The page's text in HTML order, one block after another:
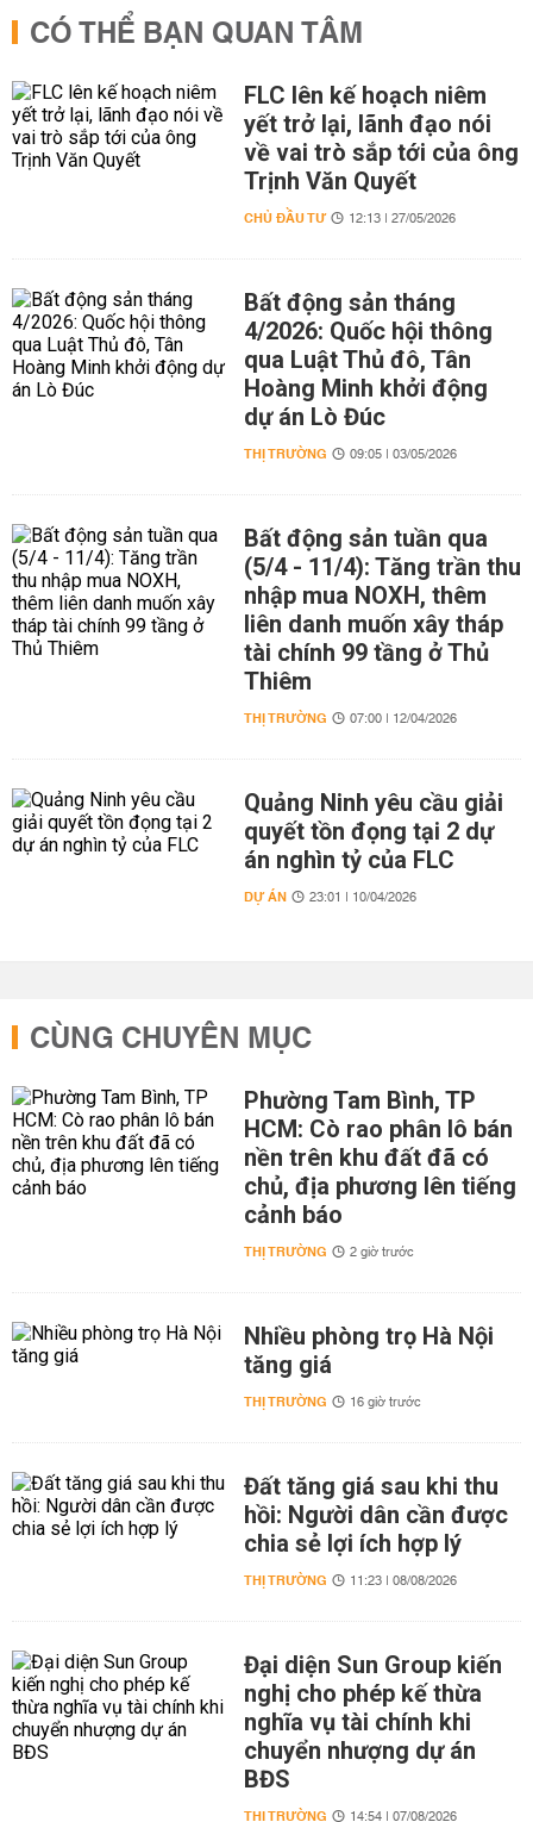
CÓ THỂ BẠN QUAN TÂM
FLC lên kế hoạch niêm
yết trở lại, lãnh đạo nói
về vai trò sắp tới của ông
Trịnh Văn Quyết
CHỦ ĐẦU TƯ 12:13 | 27/05/2026
Bất động sản tháng
4/2026: Quốc hội thông
qua Luật Thủ đô, Tân
Hoàng Minh khởi động
dự án Lò Đúc
THỊ TRƯỜNG 09:05 | 03/05/2026
Bất động sản tuần qua
(5/4 - 11/4): Tăng trần thu
nhập mua NOXH, thêm
liên danh muốn xây tháp
tài chính 99 tầng ở Thủ
Thiêm
THỊ TRƯỜNG 07:00 | 12/04/2026
Quảng Ninh yêu cầu giải
quyết tồn đọng tại 2 dự
án nghìn tỷ của FLC
DỰ ÁN 23:01 | 10/04/2026
CÙNG CHUYÊN MỤC
Phường Tam Bình, TP
HCM: Cò rao phân lô bán
nền trên khu đất đã có
chủ, địa phương lên tiếng
cảnh báo
THỊ TRƯỜNG 2 giờ trước
Nhiều phòng trọ Hà Nội
tăng giá
THỊ TRƯỜNG 16 giờ trước
Đất tăng giá sau khi thu
hồi: Người dân cần được
chia sẻ lợi ích hợp lý
THỊ TRƯỜNG 11:23 | 08/08/2026
Đại diện Sun Group kiến
nghị cho phép kế thừa
nghĩa vụ tài chính khi
chuyển nhượng dự án
BĐS
THỊ TRƯỜNG 14:54 | 07/08/2026